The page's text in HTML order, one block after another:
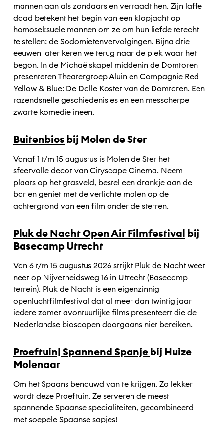
mannen aan als zondaars en verraadt hen. Zijn laffe
daad betekent het begin van een klopjacht op
homoseksuele mannen om ze om hun liefde terecht
te stellen: de Sodomietenvervolgingen. Bijna drie
eeuwen later keren we terug naar de plek waar het
begon. In de Michaëlskapel middenin de Domtoren
presenteren Theatergroep Aluin en Compagnie Red
Yellow & Blue: De Dolle Koster van de Domtoren. Een
razendsnelle geschiedenisles en een messcherpe
zwarte komedie ineen.
Buitenbios bij Molen de Ster
Vanaf 1 t/m 15 augustus is Molen de Ster het
sfeervolle decor van Cityscape Cinema. Neem
plaats op het grasveld, bestel een drankje aan de
bar en geniet met de verlichte molen op de
achtergrond van een film onder de sterren.
Pluk de Nacht Open Air Filmfestival bij
Basecamp Utrecht
Van 6 t/m 15 augustus 2026 strijkt Pluk de Nacht weer
neer op Nijverheidsweg 16 in Utrecht (Basecamp
terrein). Pluk de Nacht is een eigenzinnig
openluchtfilmfestival dat al meer dan twintig jaar
iedere zomer avontuurlijke films presenteert die de
Nederlandse bioscopen doorgaans niet bereiken.
Proeftuin| Spannend Spanjebij Huize
Molenaar
Om het Spaans benauwd van te krijgen. Zo lekker
wordt deze Proeftuin. Ze serveren de meest
spannende Spaanse specialiteiten, gecombineerd
met soepele Spaanse sapjes!